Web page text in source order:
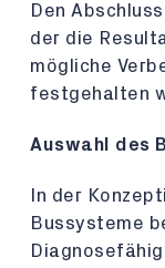
Den
der die
mögliche
festgehalten
Auswahl des
In der
Bussysteme